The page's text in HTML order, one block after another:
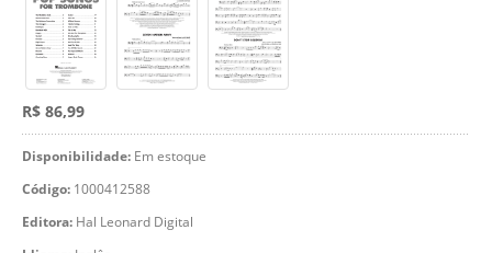
R$ 86,99
Disponibilidade: Em estoque
Código: 1000412588
Editora: Hal Leonard Digital